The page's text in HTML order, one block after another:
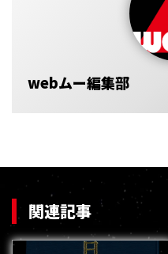
webムー編集部
関連記事